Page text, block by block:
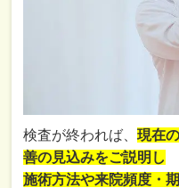
検査が終われば、現在
善の見込みをご説明し
施術方法や来院頻度・